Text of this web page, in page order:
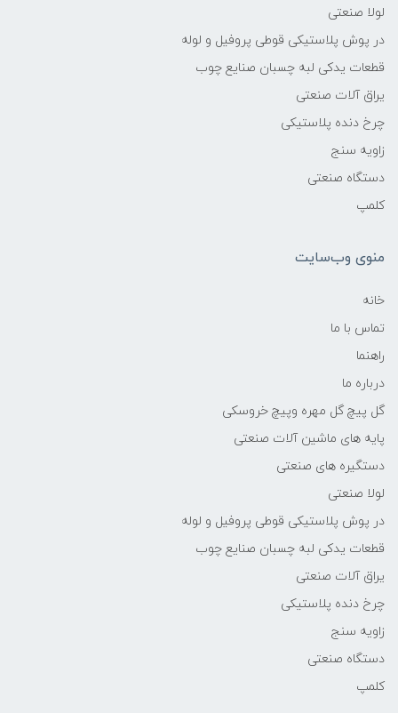
لولا صنعتی
در پوش پلاستیکی قوطی پروفیل و لوله
قطعات یدکی لبه چسبان صنایع چوب
یراق آلات صنعتی
چرخ دنده پلاستیکی
زاویه سنج
دستگاه صنعتی
کلمپ
منوی وب‌سایت
خانه
تماس با ما
راهنما
درباره ما
گل پیچ گل مهره وپیچ خروسکی
پایه های ماشین آلات صنعتی
دستگیره های صنعتی
لولا صنعتی
در پوش پلاستیکی قوطی پروفیل و لوله
قطعات یدکی لبه چسبان صنایع چوب
یراق آلات صنعتی
چرخ دنده پلاستیکی
زاویه سنج
دستگاه صنعتی
کلمپ